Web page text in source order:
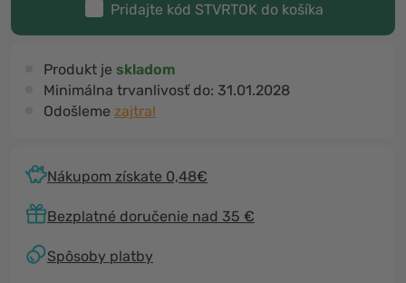
Pridajte kód STVRTOK do košíka
Produkt je skladom
Minimálna trvanlivosť do: 31.01.2028
Odošleme zajtra!
Nákupom získate 0,48€
Bezplatné doručenie nad 35 €
Spôsoby platby